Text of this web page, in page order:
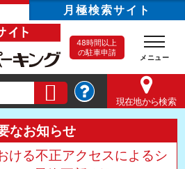
月極検索サイト
48時間以上
の駐車申請
現在地から検索
なお知らせ
ける不正アクセスによるシ